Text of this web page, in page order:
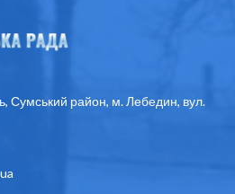
Сумський район, м. Лебедин, вул.